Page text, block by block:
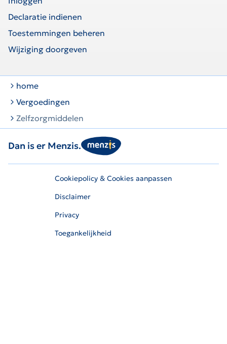
Declaratie indienen
Toestemmingen beheren
Wijziging doorgeven
home
Vergoedingen
Zelfzorgmiddelen
Dan is er Menzis.
Cookiepolicy & Cookies aanpassen
Disclaimer
Privacy
Toegankelijkheid